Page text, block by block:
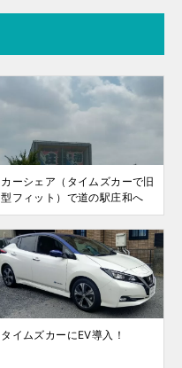
カーシェア（タイムズカーで旧
型フィット）で道の駅庄和へ
タイムズカーにEV導入！